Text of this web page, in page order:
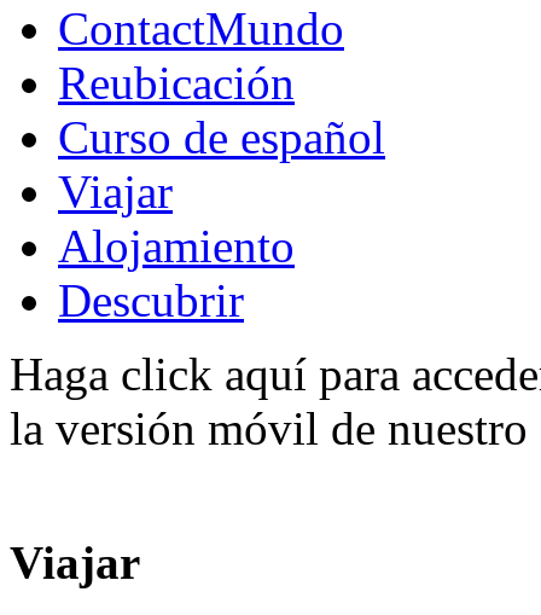
ContactMundo
Reubicación
Curso de español
Viajar
Alojamiento
Descubrir
Haga click aquí para
la versión móvil de
Viajar